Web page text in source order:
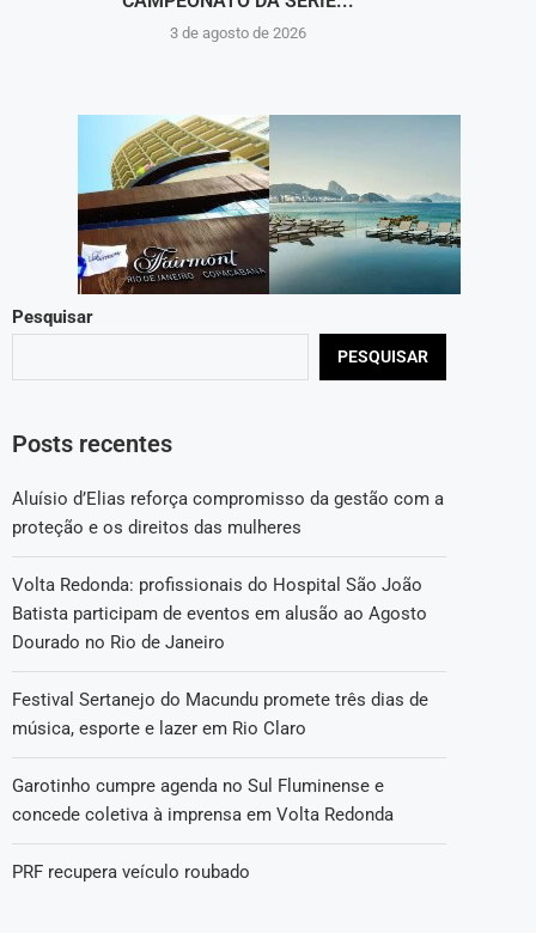
3 de agosto de 2026
Pesquisar
PESQUISAR
Posts recentes
Aluísio d’Elias reforça compromisso da gestão com a
proteção e os direitos das mulheres
Volta Redonda: profissionais do Hospital São João
Batista participam de eventos em alusão ao Agosto
Dourado no Rio de Janeiro
Festival Sertanejo do Macundu promete três dias de
música, esporte e lazer em Rio Claro
Garotinho cumpre agenda no Sul Fluminense e
concede coletiva à imprensa em Volta Redonda
PRF recupera veículo roubado